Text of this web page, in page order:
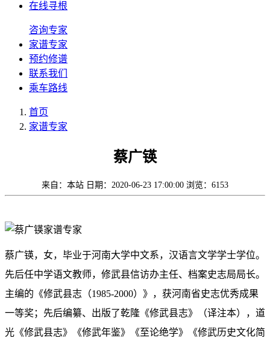
在线寻根
咨询专家
家谱专家
预约修谱
联系我们
乘车路线
首页
家谱专家
蔡广锳
来自：本站 日期：2020-06-23 17:00:00 浏览：6153
蔡广锳，女，毕业于河南大学中文系，汉语言文学学士学位。
先后任中学语文教师，修武县信访办主任、档案史志局局长。
主编的《修武县志（1985-2000）》，获河南省史志优秀成果
一等奖；先后编纂、出版了乾隆《修武县志》（译注本），道
光《修武县志》《修武年鉴》《至论绝学》《修武历史文化简